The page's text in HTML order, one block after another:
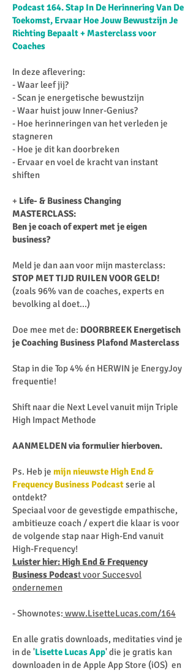
Podcast 164. Stap In De Herinnering Van De
Toekomst, Ervaar Hoe Jouw Bewustzijn Je
Richting Bepaalt + Masterclass voor
Coaches
In deze aflevering:
- Waar leef jij?
- Scan je energetische bewustzijn
- Waar huist jouw Inner-Genius?
- Hoe herinneringen van het verleden je
stagneren
- Hoe je dit kan doorbreken
- Ervaar en voel de kracht van instant
shiften
+ Life- & Business Changing
MASTERCLASS:
Ben je coach of expert met je eigen
business?
Meld je dan aan voor mijn masterclass:
STOP MET TIJD RUILEN VOOR GELD!
(zoals 96% van de coaches, experts en
bevolking al doet...)
Doe mee met de: DOORBREEK Energetisch
je Coaching Business Plafond Masterclass
Stap in die Top 4% én HERWIN je EnergyJoy
frequentie!
Shift naar die Next Level vanuit mijn Triple
High Impact Methode
AANMELDEN via formulier hierboven.
Ps. Heb je mijn nieuwste High End &
Frequency Business Podcastserie al
ontdekt?
Speciaal voor de gevestigde empathische,
ambitieuze coach / expert die klaar is voor
de volgende stap naar High-End vanuit
High-Frequency!
Luister hier: High End & Frequency
Business Podcast voor Succesvol
ondernemen
- Shownotes: www.LisetteLucas.com/164
En alle gratis downloads, meditaties vind je
in de 'Lisette Lucas App' die je gratis kan
downloaden in de Apple App Store (iOS) en